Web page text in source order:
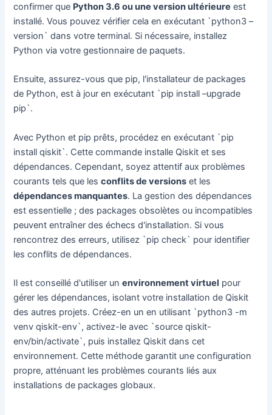
confirmer que Python 3.6 ou une version ultérieure est
installé. Vous pouvez vérifier cela en exécutant `python3 –
version` dans votre terminal. Si nécessaire, installez
Python via votre gestionnaire de paquets.
Ensuite, assurez-vous que pip, l'installateur de packages
de Python, est à jour en exécutant `pip install –upgrade
pip`.
Avec Python et pip prêts, procédez en exécutant `pip
install qiskit`. Cette commande installe Qiskit et ses
dépendances. Cependant, soyez attentif aux problèmes
courants tels que lesconflits de versions et les
dépendances manquantes. La gestion des dépendances
est essentielle ; des packages obsolètes ou incompatibles
peuvent entraîner des échecs d'installation. Si vous
rencontrez des erreurs, utilisez `pip check` pour identifier
les conflits de dépendances.
Il est conseillé d'utiliser unenvironnement virtuel pour
gérer les dépendances, isolant votre installation de Qiskit
des autres projets. Créez-en un en utilisant `python3 -m
venv qiskit-env`, activez-le avec `source qiskit-
env/bin/activate`, puis installez Qiskit dans cet
environnement. Cette méthode garantit une configuration
propre, atténuant les problèmes courants liés aux
installations de packages globaux.